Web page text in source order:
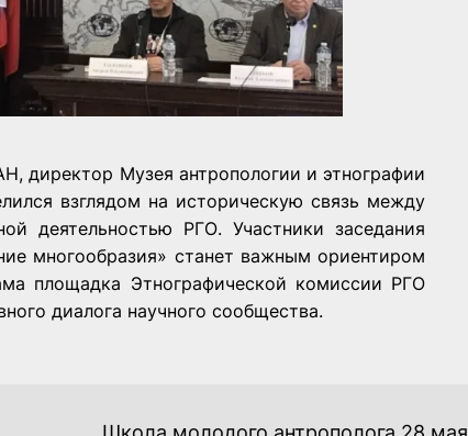
директор Музея антропологии и этнографии
взглядом на историческую связь между
деятельностью РГО. Участники заседания
многообразия» станет важным ориентиром
площадка Этнографической комиссии РГО
диалога научного сообщества.